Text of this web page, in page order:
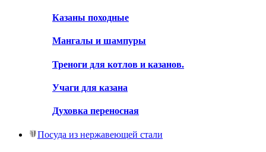
Казаны походные
Мангалы и шампуры
Треноги для котлов и казанов.
Учаги для казана
Духовка переносная
Посуда из нержавеющей стали